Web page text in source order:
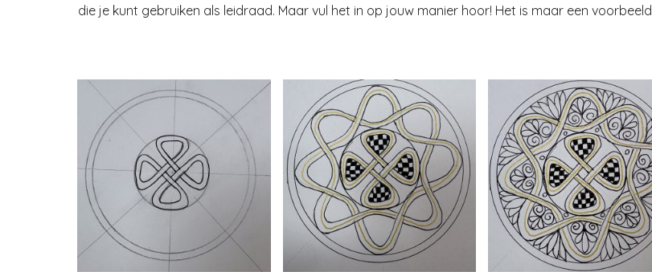
die je kunt gebruiken als leidraad. Maar vul het in op jouw manier hoor! Het is maar een voorbeeld